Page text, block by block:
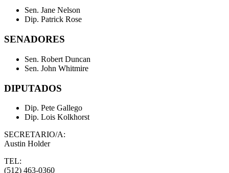
Sen. Jane Nelson
Dip. Patrick Rose
SENADORES
Sen. Robert Duncan
Sen. John Whitmire
DIPUTADOS
Dip. Pete Gallego
Dip. Lois Kolkhorst
SECRETARIO/A:
Austin Holder
TEL:
(512) 463-0360